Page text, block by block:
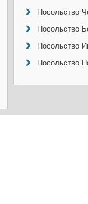
Посольство
Посольство
Посольство
Посольство